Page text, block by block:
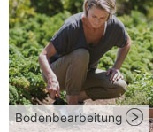
Bodenbearbeitung